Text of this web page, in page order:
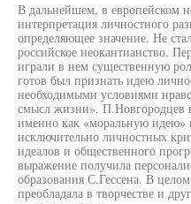
В дальнейшем, в европейском
интерпретация личностного
определяющее значение. Не
российское неокантианство.
играли в нем существенную
готов был признать идею
необходимыми условиями
смысл жизни». П.Новгородцев
именно как «моральную идею»
исключительно личностных
идеалов и общественного
выражение получила
образования С.Гессена. В
преобладала в творчестве и